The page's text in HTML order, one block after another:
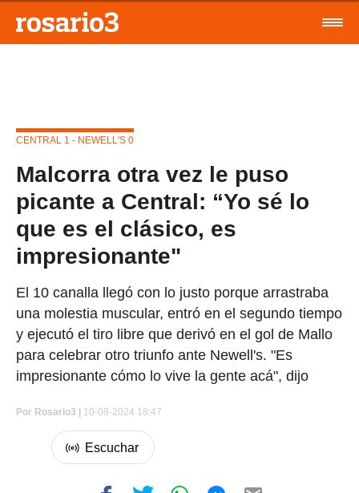
CENTRAL 1 - NEWELL'S 0
Malcorra otra vez le puso
picante a Central: “Yo sé lo
que es el clásico, es
impresionante"
El 10 canalla llegó con lo justo porque arrastraba
una molestia muscular, entró en el segundo tiempo
y ejecutó el tiro libre que derivó en el gol de Mallo
para celebrar otro triunfo ante Newell's. "Es
impresionante cómo lo vive la gente acá", dijo
Por Rosario3 | 10-08-2024 18:47